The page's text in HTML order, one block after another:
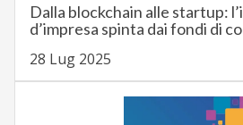
Dalla blockchain alle startup:
d’impresa spinta dai fondi di
28 Lug 2025